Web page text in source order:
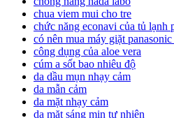
chua viem mui cho tre
chức năng econavi của tủ lạnh
có nên mua máy giặt
công dụng của aloe vera
cúm a sốt bao nhiêu độ
da dầu mụn nhạy cảm
da mẫn cảm
da mặt nhạy cảm
da mặt sáng mịn tự nhiên